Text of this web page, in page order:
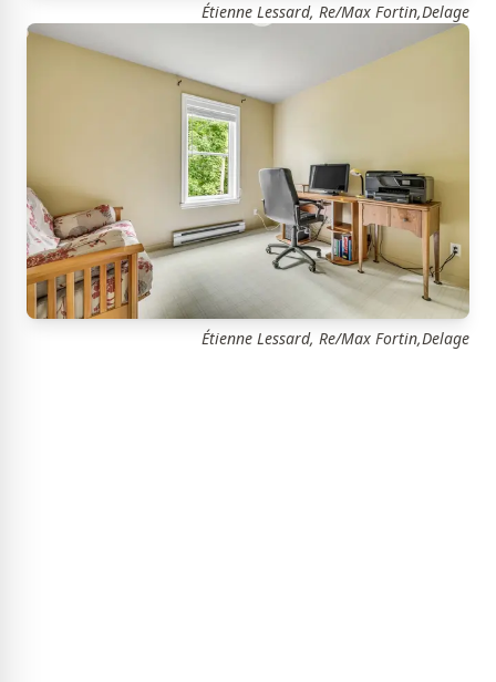
Étienne Lessard, Re/Max Fortin,Delage
Étienne Lessard, Re/Max Fortin,Delage